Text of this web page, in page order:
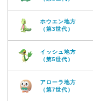
ホウエン地方
（第3世代）
イッシュ地方
（第5世代）
アローラ地方
（第7世代）